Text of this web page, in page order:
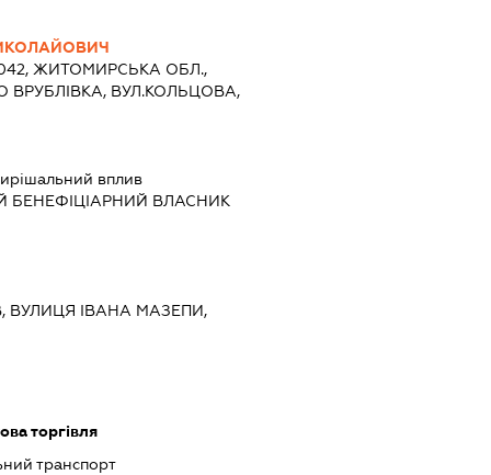
ЖИТОМИРСЬКА ОБЛ.,
ВУЛ.КОЛЬЦОВА,
вплив
БЕНЕФІЦІАРНИЙ ВЛАСНИК
ВУЛИЦЯ ІВАНА МАЗЕПИ,
торгівля
транспорт